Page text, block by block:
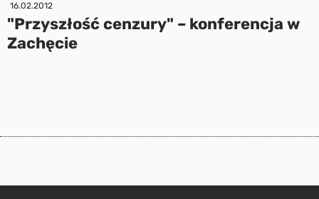
16.02.2012
"Przyszłość cenzury" – konferencja w
Zachęcie